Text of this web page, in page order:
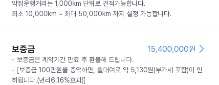
약정운행거리는 1,000km 단위로 견적가능합니다.
최소 10,000km ~ 최대 50,000km 까지 설정 가능합니다.
보증금 15,400,000원
- 보증금은 계약기간 만료 후 환불해 드립니다.
- [보증금 100만원을 증액하면, 월대여료 약 5,130원(부가세 포함)이 인
하됩니다.(년리6.16%효과)]